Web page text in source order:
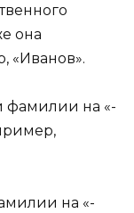
она
«Иванов».
фамилии на «-
на «-